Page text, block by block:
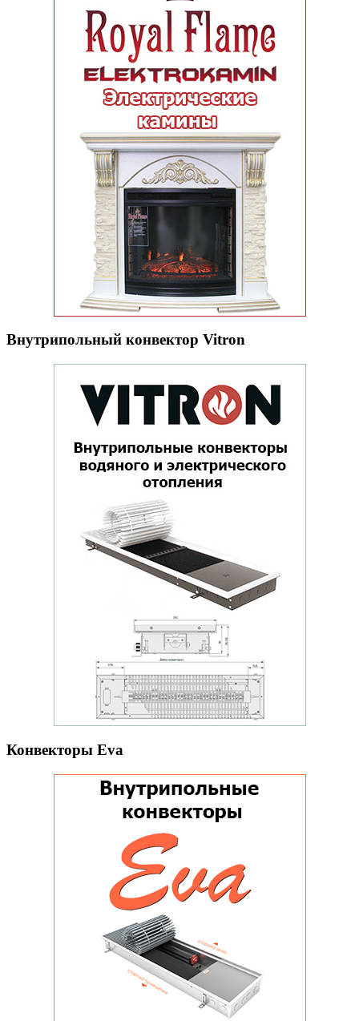
Внутрипольный конвектор Vitron
Конвекторы Eva